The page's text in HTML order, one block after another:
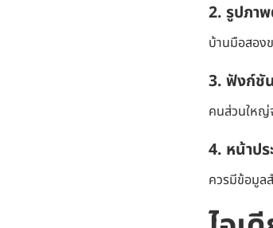
2. รูปภาพ
บ้านมือสอง
3. ฟังก์ชั
คนส่วนใหญ่
4. หน้าป
ควรมีข้อมูล